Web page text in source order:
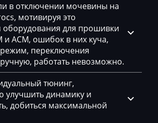
в отключении мочевины на
мотивируя это
оборудования для прошивки
и ACM, ошибок в них куча,
переключения
работать невозможно.
тюнинг,
улучшить динамику и
добиться максимальной